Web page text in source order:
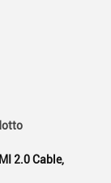
2.0 Cable,